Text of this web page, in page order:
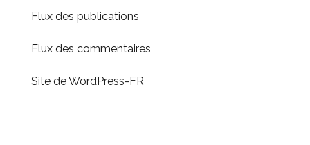
Flux des publications
Flux des commentaires
Site de WordPress-FR